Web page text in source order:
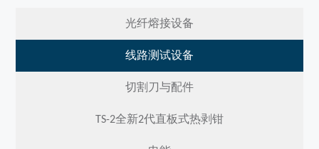
光纤熔接设备
线路测试设备
切割刀与配件
TS-2全新2代直板式热剥钳